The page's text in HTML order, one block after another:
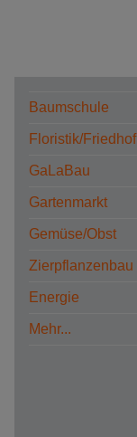
Baumschule
Floristik/Friedhof
GaLaBau
Gartenmarkt
Gemüse/Obst
Zierpflanzenbau
Energie
Mehr...